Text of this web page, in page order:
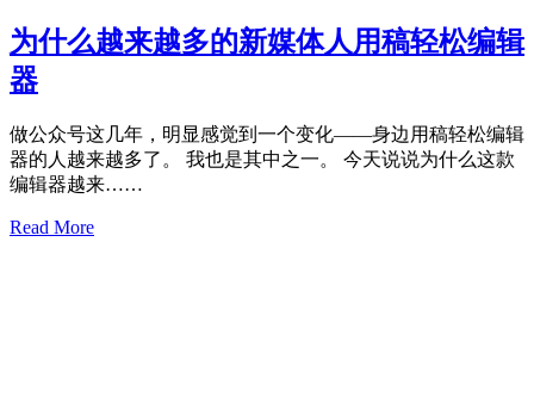
为什么越来越多的新媒体人用稿轻松编辑
器
做公众号这几年，明显感觉到一个变化——身边用稿轻松编辑
器的人越来越多了。 我也是其中之一。 今天说说为什么这款
编辑器越来……
Read More